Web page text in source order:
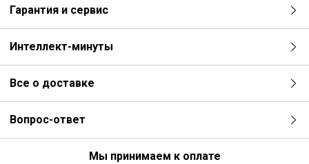
Гарантия и сервис
Интеллект-минуты
Все о доставке
Вопрос-ответ
Мы принимаем к оплате